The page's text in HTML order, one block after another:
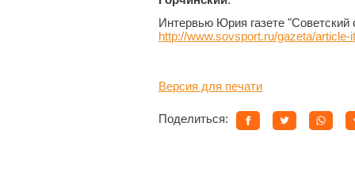
Интервью Юрия газете "Советский
http://www.sovsport.ru/gazeta/article-
Версия для печати
Поделиться: